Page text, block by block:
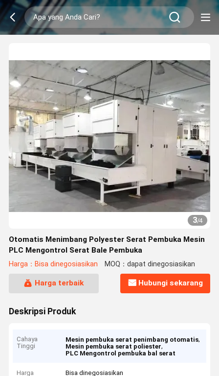
3/4
Otomatis Menimbang Polyester Serat Pembuka Mesin
PLC Mengontrol Serat Bale Pembuka
Harga：Bisa dinegosiasikan MOQ：dapat dinegosiasikan
Harga terbaik Hubungi sekarang
Deskripsi Produk
Cahaya
Tinggi
Mesin pembuka serat penimbang otomatis,
Mesin pembuka serat poliester,
PLC Mengontrol pembuka bal serat
Harga Bisa dinegosiasikan